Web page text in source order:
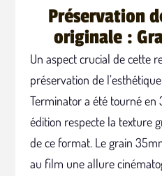
Préservation
originale :
Un aspect crucial de cette
préservation de
Terminator a été tourné
édition respecte la texture
de ce format. Le grain
au film une allure